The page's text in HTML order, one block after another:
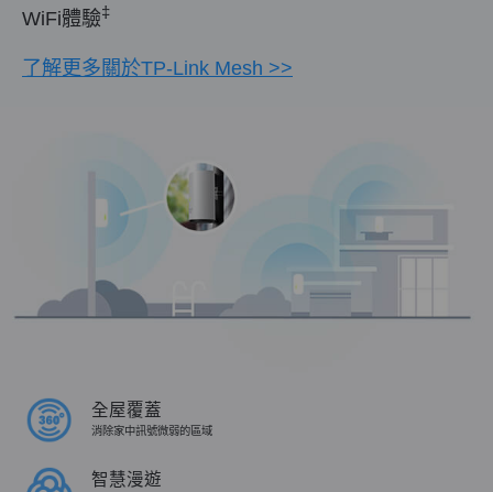
WiFi體驗‡
了解更多關於TP-Link Mesh >>
全屋覆蓋
消除家中訊號微弱的區域
智慧漫遊